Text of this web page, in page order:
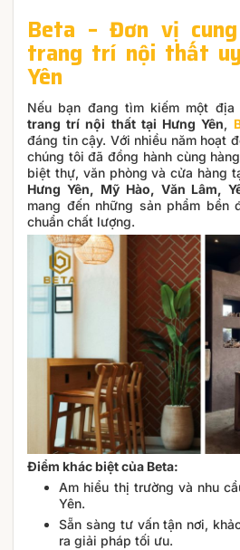
Beta – Đơn vị
trang trí nội thất
Yên
Nếu bạn đang tìm kiếm một
trang trí nội thất tại Hưng Yên,
đáng tin cậy. Với nhiều năm hoạt
chúng tôi đã đồng hành cùng
biệt thự, văn phòng và cửa hàng
Hưng Yên, Mỹ Hào, Văn Lâm,
mang đến những sản phẩm bền
chuẩn chất lượng.
Điểm khác biệt của Beta:
Am hiểu thị trường và nhu
Yên.
Sẵn sàng tư vấn tận nơi,
ra giải pháp tối ưu.